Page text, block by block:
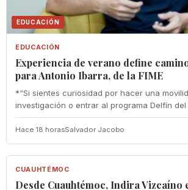
EDUCACIÓN
EDUCACIÓN
Experiencia de verano define
para Antonio Ibarra, de la FIME
*“Si sientes curiosidad por hacer una
investigación o entrar al programa Delfín del
Hace 18 horasSalvador Jacobo
CUAUHTÉMOC
CUAUHTÉMOC
Desde Cuauhtémoc, Indira Vizcaíno